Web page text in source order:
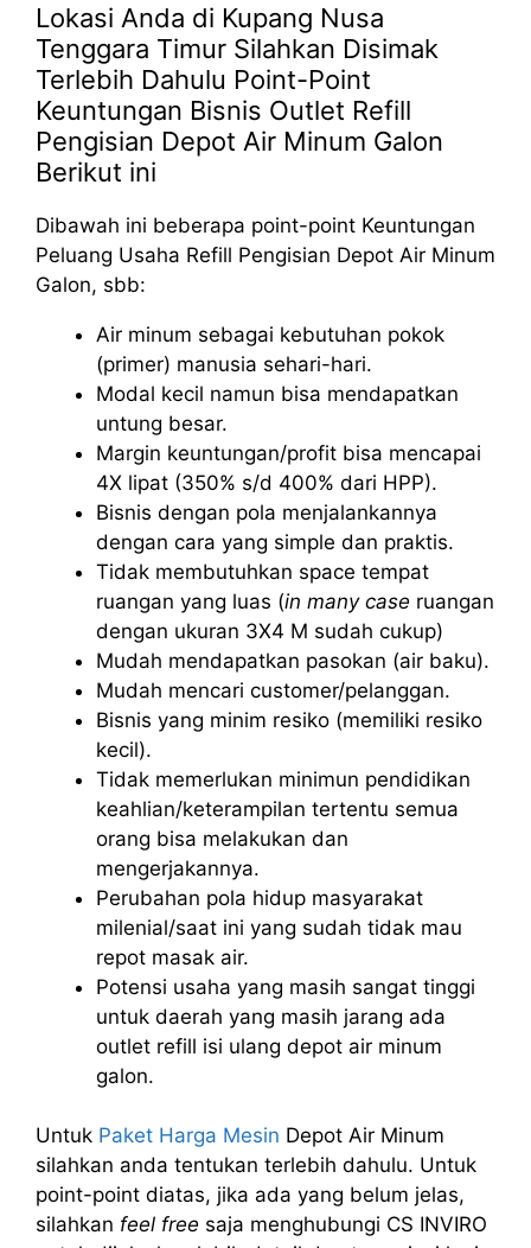
Lokasi Anda di Kupang Nusa
Tenggara Timur Silahkan Disimak
Terlebih Dahulu Point-Point
Keuntungan Bisnis Outlet Refill
Pengisian Depot Air Minum Galon
Berikut ini
Dibawah ini beberapa point-point Keuntungan
Peluang Usaha Refill Pengisian Depot Air Minum
Galon, sbb:
Air minum sebagai kebutuhan pokok
(primer) manusia sehari-hari.
Modal kecil namun bisa mendapatkan
untung besar.
Margin keuntungan/profit bisa mencapai
4X lipat (350% s/d 400% dari HPP).
Bisnis dengan pola menjalankannya
dengan cara yang simple dan praktis.
Tidak membutuhkan space tempat
ruangan yang luas (in many case ruangan
dengan ukuran 3X4 M sudah cukup)
Mudah mendapatkan pasokan (air baku).
Mudah mencari customer/pelanggan.
Bisnis yang minim resiko (memiliki resiko
kecil).
Tidak memerlukan minimun pendidikan
keahlian/keterampilan tertentu semua
orang bisa melakukan dan
mengerjakannya.
Perubahan pola hidup masyarakat
milenial/saat ini yang sudah tidak mau
repot masak air.
Potensi usaha yang masih sangat tinggi
untuk daerah yang masih jarang ada
outlet refill isi ulang depot air minum
galon.
Untuk Paket Harga Mesin Depot Air Minum
silahkan anda tentukan terlebih dahulu. Untuk
point-point diatas, jika ada yang belum jelas,
silahkan feel free saja menghubungi CS INVIRO